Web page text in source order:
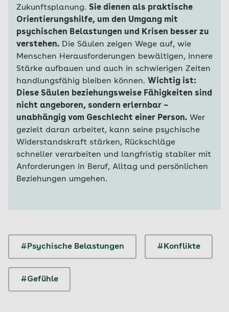
Zukunftsplanung. Sie dienen als praktische
Orientierungshilfe, um den Umgang mit
psychischen Belastungen und Krisen besser zu
verstehen. Die Säulen zeigen Wege auf, wie
Menschen Herausforderungen bewältigen, innere
Stärke aufbauen und auch in schwierigen Zeiten
handlungsfähig bleiben können. Wichtig ist:
Diese Säulen beziehungsweise Fähigkeiten sind
nicht angeboren, sondern erlernbar –
unabhängig vom Geschlecht einer Person. Wer
gezielt daran arbeitet, kann seine psychische
Widerstandskraft stärken, Rückschläge
schneller verarbeiten und langfristig stabiler mit
Anforderungen in Beruf, Alltag und persönlichen
Beziehungen umgehen.
#Psychische Belastungen #Konflikte
#Gefühle